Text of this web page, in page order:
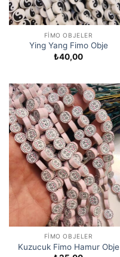
FIMO OBJELER
Ying Yang Fimo Obje
₺40,00
FIMO OBJELER
Kuzucuk Fimo Hamur Obje